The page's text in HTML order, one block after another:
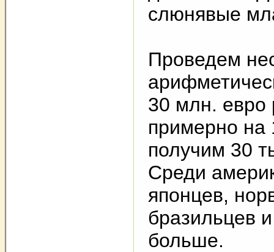
слюнявые
Проведем
30 млн. евро
примерно на
получим 30
Среди
японцев,
бразильцев
больше.